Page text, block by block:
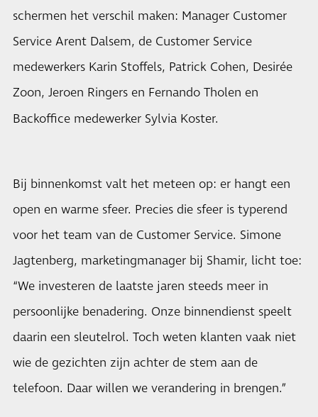
schermen het verschil maken: Manager Customer
Service Arent Dalsem, de Customer Service
medewerkers Karin Stoffels, Patrick Cohen, Desirée
Zoon, Jeroen Ringers en Fernando Tholen en
Backoffice medewerker Sylvia Koster.
Bij binnenkomst valt het meteen op: er hangt een
open en warme sfeer. Precies die sfeer is typerend
voor het team van de Customer Service. Simone
Jagtenberg, marketingmanager bij Shamir, licht toe:
“We investeren de laatste jaren steeds meer in
persoonlijke benadering. Onze binnendienst speelt
daarin een sleutelrol. Toch weten klanten vaak niet
wie de gezichten zijn achter de stem aan de
telefoon. Daar willen we verandering in brengen.”